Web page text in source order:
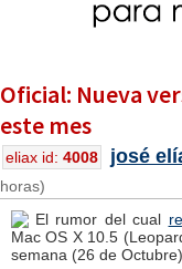
Oficial: Nueva
este mes
eliax id: 4008 josé
horas)
El rumor del cual
Mac OS X 10.5
semana (26 de Octubre).